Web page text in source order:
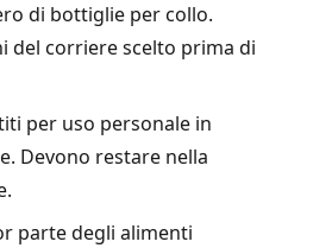
di bottiglie per collo.
del corriere scelto prima di
per uso personale in
Devono restare nella
parte degli alimenti